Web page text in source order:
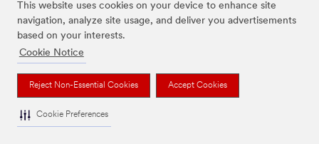
This website uses cookies on your device to enhance site
navigation, analyze site usage, and deliver you advertisements
based on your interests.
Cookie Notice
Reject Non-Essential Cookies Accept Cookies
Cookie Preferences